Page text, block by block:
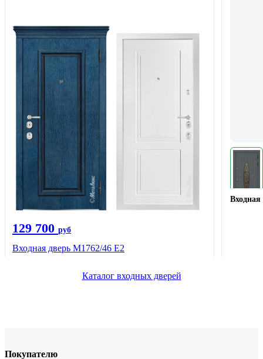
129 700 руб
Входная дверь М1762/46 Е2
Каталог входных дверей
Покупателю